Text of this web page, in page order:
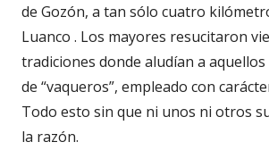
de Gozón, a tan sólo cuatro
Luanco . Los mayores resucitaron
tradiciones donde aludían a
de “vaqueros”, empleado con
Todo esto sin que ni unos ni otros
la razón.